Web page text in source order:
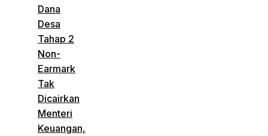
Dana
Desa
Tahap 2
Non-
Earmark
Tak
Dicairkan
Menteri
Keuangan,